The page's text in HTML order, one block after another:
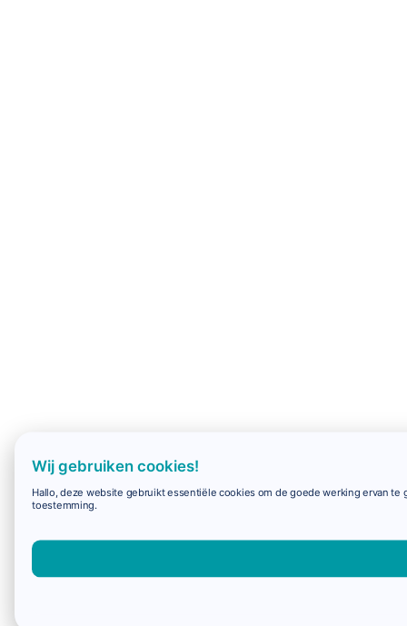
Wij gebruiken cookies!
Hallo, deze website gebruikt essentiële cookies om de goede werking ervan
toestemming.